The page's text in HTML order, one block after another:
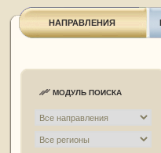
НАПРАВЛЕНИЯ
МОДУЛЬ ПОИСКА